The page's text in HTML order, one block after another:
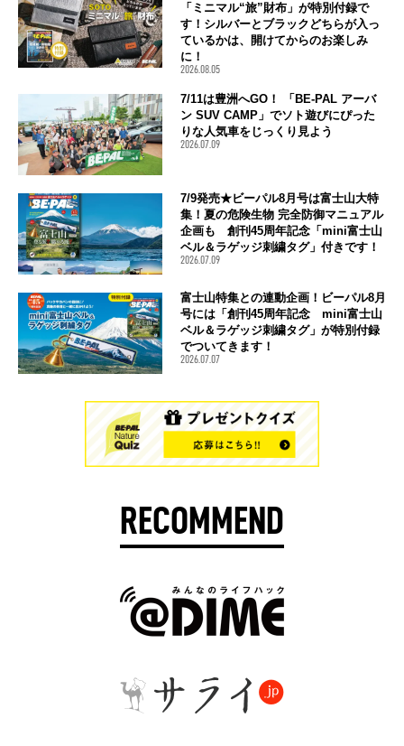
「ミニマル“旅”財布」が特別付録で
す！シルバーとブラックどちらが入っ
ているかは、開けてからのお楽しみ
に！
2026.08.05
7/11は豊洲へGO！ 「BE-PAL アーバ
ン SUV CAMP」でソト遊びにぴった
りな人気車をじっくり見よう
2026.07.09
7/9発売★ビーパル8月号は富士山大特
集！夏の危険生物 完全防御マニュアル
企画も 創刊45周年記念「mini富士山
ベル＆ラゲッジ刺繍タグ」付きです！
2026.07.09
富士山特集との連動企画！ビーパル8月
号には「創刊45周年記念 mini富士山
ベル＆ラゲッジ刺繍タグ」が特別付録
でついてきます！
2026.07.07
RECOMMEND